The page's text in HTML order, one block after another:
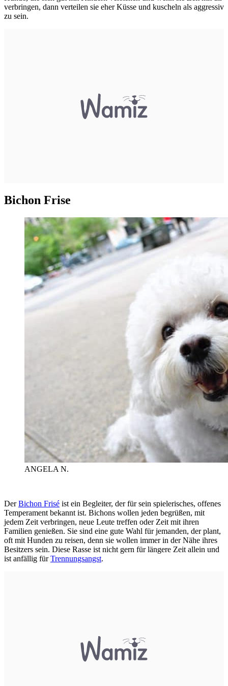
verbringen, dann verteilen sie eher Küsse und kuscheln als aggressiv
zu sein.
Bichon Frise
ANGELA N.
DerBichon Frisé ist ein Begleiter, der für sein spielerisches, offenes
Temperament bekannt ist. Bichons wollen jeden begrüßen, mit
jedem Zeit verbringen, neue Leute treffen oder Zeit mit ihren
Familien genießen. Sie sind eine gute Wahl für jemanden, der plant,
oft mit Hunden zu reisen, denn sie wollen immer in der Nähe ihres
Besitzers sein. Diese Rasse ist nicht gern für längere Zeit allein und
ist anfällig fürTrennungsangst.